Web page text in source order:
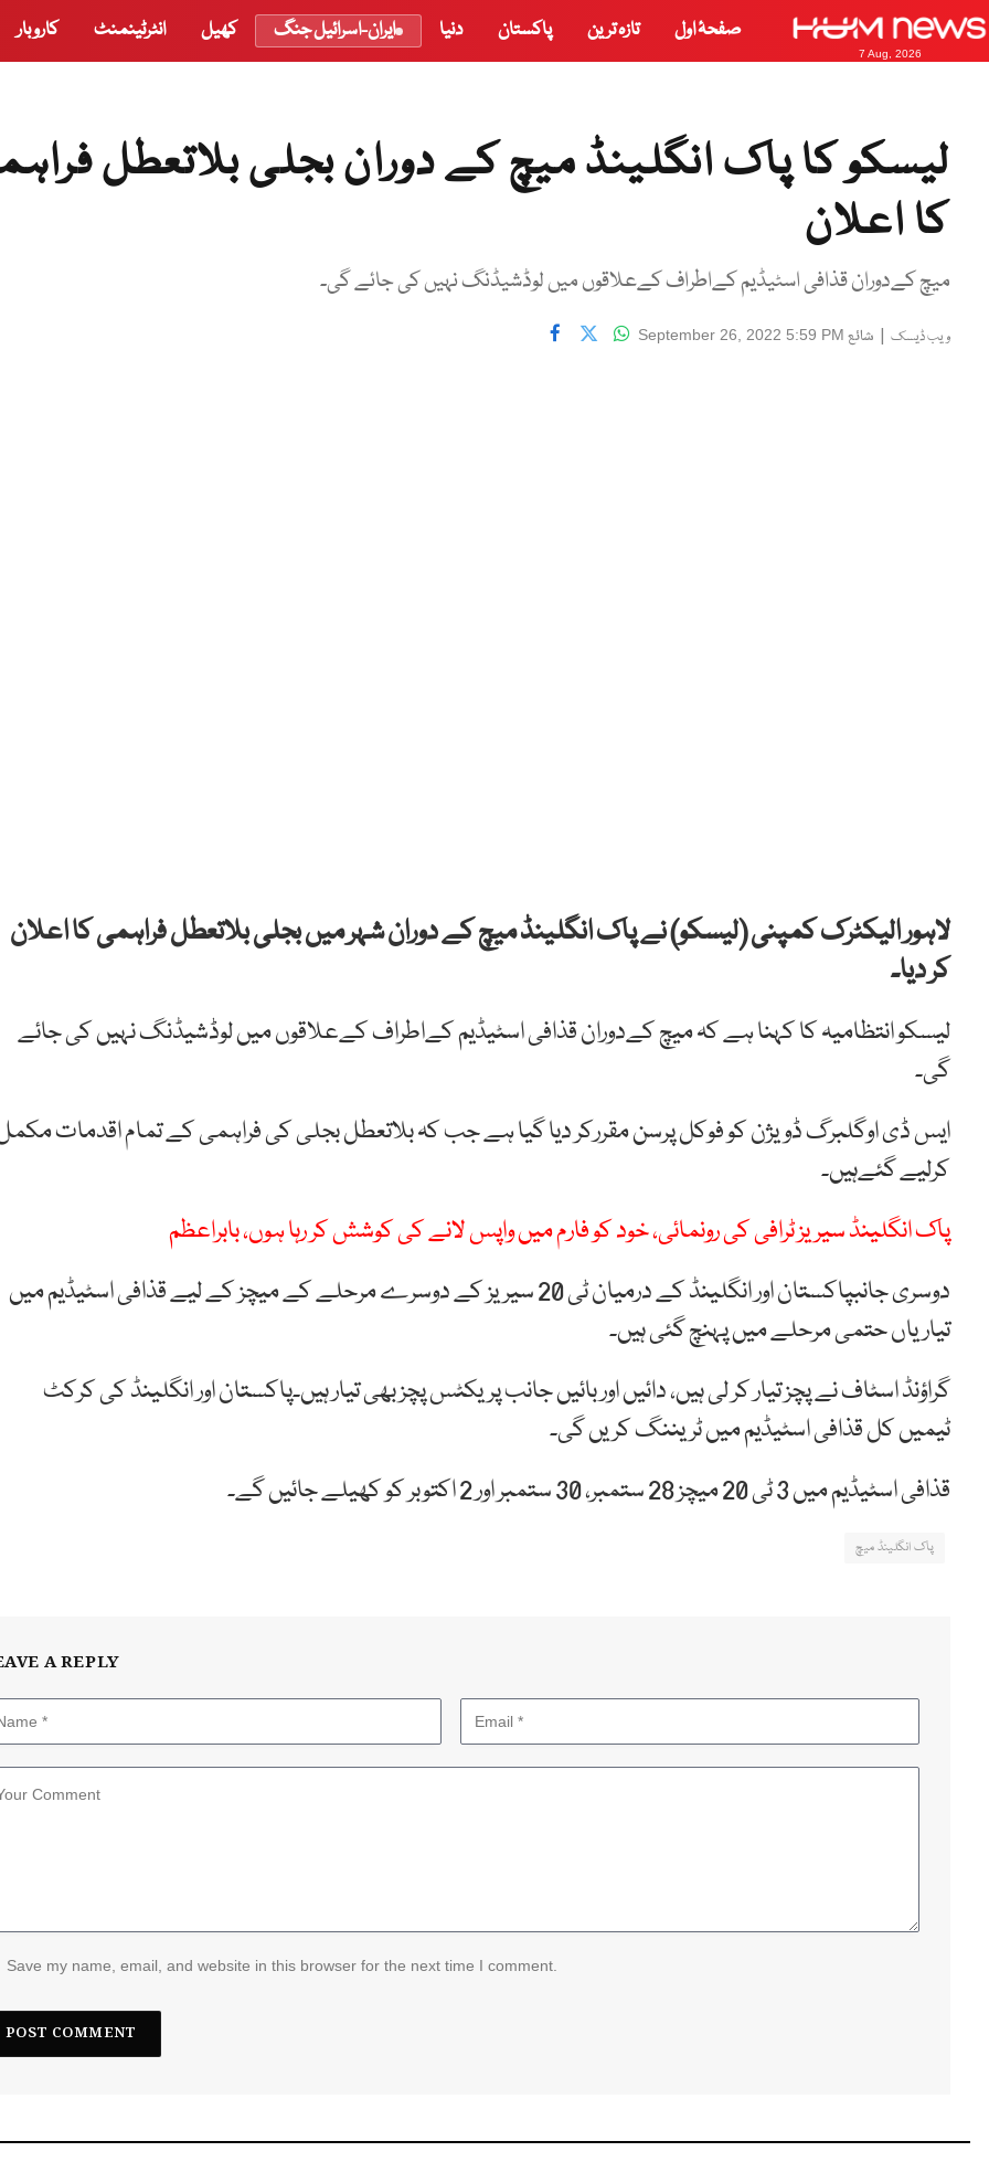
7 Aug, 2026
صفحۂ اول تازہ ترین پاکستان دنیا ایران-اسرائیل جنگ کھیل انٹرٹینمنٹ کاروبار
لیسکو کا پاک انگلینڈ میچ کے دوران بجلی بلاتعطل
کا اعلان
میچ کےدوران قذافی اسٹیڈیم کےاطراف کےعلاقوں میں لوڈشیڈنگ نہیں کی جائے گی۔
ویب ڈیسک | شائع September 26, 2022 5:59 PM
لاہور الیکٹرک کمپنی (لیسکو) نے پاک انگلینڈ میچ کے دوران شہر میں بجلی بلاتعطل فراہمی کا اعلان
کر دیا۔
لیسکو انتظامیہ کا کہنا ہے کہ میچ کےدوران قذافی اسٹیڈیم کےاطراف کےعلاقوں میں لوڈشیڈنگ نہیں کی جائے
گی۔
ایس ڈی اوگلبرگ ڈویژن کو فوکل پرسن مقررکر دیا گیا ہے جب کہ بلاتعطل بجلی کی فراہمی کے تمام اقدمات
کرلیے گئےہیں۔
پاک انگلینڈ سیریز ٹرافی کی رونمائی، خود کو فارم میں واپس لانے کی کوشش کر رہا ہوں، بابراعظم
دوسری جانبپاکستان اور انگلینڈ کے درمیان ٹی 20 سیریز کے دوسرے مرحلے کے میچز کے لیے قذافی اسٹیڈیم میں
تیاریاں حتمی مرحلے میں پہنچ گئی ہیں۔
گراؤنڈ اسٹاف نے پچز تیار کر لی ہیں، دائیں اور بائیں جانب پریکٹس پچز بھی تیار ہیں۔پاکستان اور انگلینڈ کی کرکٹ
ٹیمیں کل قذافی اسٹیڈیم میں ٹریننگ کریں گی۔
قذافی اسٹیڈیم میں 3 ٹی 20 میچز 28 ستمبر، 30 ستمبر اور 2 اکتوبر کو کھیلے جائیں گے۔
پاک انگلینڈ میچ
A REPLY
Save my name, email, and website in this browser for the next time I comment.